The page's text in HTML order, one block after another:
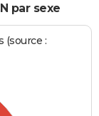
par sexe
(source :